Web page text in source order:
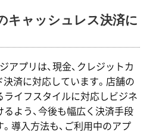
キャッシュレス決済に
アプリは、現金、クレジットカ
決済に対応しています。店舗の
ライフスタイルに対応しビジネ
よう、今後も幅広く決済手段
導入方法も、ご利用中のアプ